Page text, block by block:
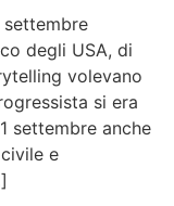
settembre
degli USA, di
volevano
si era
settembre anche
e